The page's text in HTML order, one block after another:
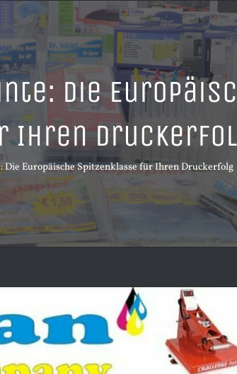
Die
Ihren
Die Europäische Spitzenklasse für Ihren Druckerfolg